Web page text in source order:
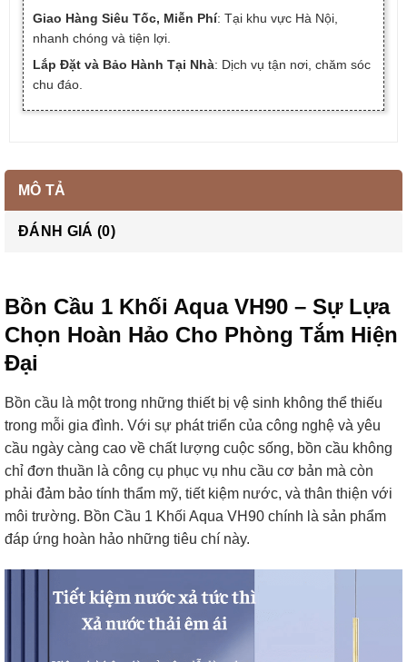
Giao Hàng Siêu Tốc, Miễn Phí: Tại khu vực Hà Nội,
nhanh chóng và tiện lợi.
Lắp Đặt và Bảo Hành Tại Nhà: Dịch vụ tận nơi, chăm sóc
chu đáo.
MÔ TẢ
ĐÁNH GIÁ (0)
Bồn Cầu 1 Khối Aqua VH90 – Sự Lựa
Chọn Hoàn Hảo Cho Phòng Tắm Hiện
Đại
Bồn cầu là một trong những thiết bị vệ sinh không thể thiếu
trong mỗi gia đình. Với sự phát triển của công nghệ và yêu
cầu ngày càng cao về chất lượng cuộc sống, bồn cầu không
chỉ đơn thuần là công cụ phục vụ nhu cầu cơ bản mà còn
phải đảm bảo tính thẩm mỹ, tiết kiệm nước, và thân thiện với
môi trường. Bồn Cầu 1 Khối Aqua VH90 chính là sản phẩm
đáp ứng hoàn hảo những tiêu chí này.